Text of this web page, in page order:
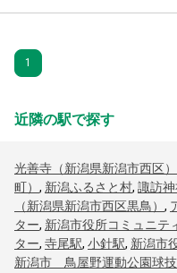
1
近隣の駅で探す
光善寺（新潟県新潟市西区）
町） , 新潟ふるさと村, 諏訪神
（新潟県新潟市西区黒鳥） ,
ター, 新潟市役所コミュニ
ター, 寺尾駅, 小針駅, 新潟市
新潟市 鳥屋野運動公園球